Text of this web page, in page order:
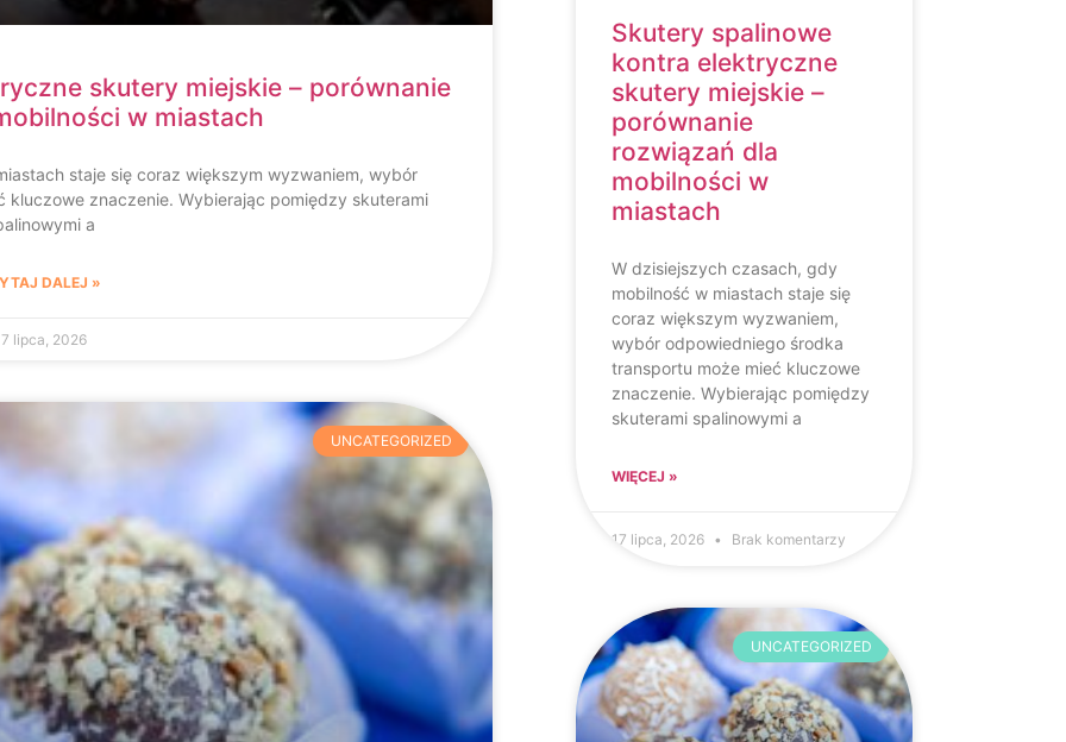
skutery miejskie – porównanie
w miastach
staje się coraz większym wyzwaniem, wybór
znaczenie. Wybierając pomiędzy skuterami
a
DALEJ »
lipca, 2026
UNCATEGORIZED
Skutery spalinowe
kontra elektryczne
skutery miejskie –
porównanie
rozwiązań dla
mobilności w
miastach
W dzisiejszych czasach, gdy
mobilność w miastach staje się
coraz większym wyzwaniem,
wybór odpowiedniego środka
transportu może mieć kluczowe
znaczenie. Wybierając pomiędzy
skuterami spalinowymi a
WIĘCEJ »
17 lipca, 2026 Brak komentarzy
UNCATEGORIZED